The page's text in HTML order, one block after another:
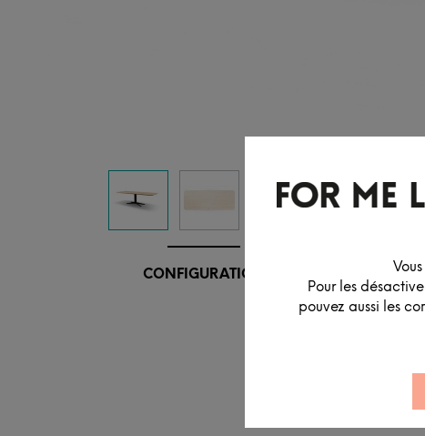
Pour les
pouvez aussi les
CONFIGURATION